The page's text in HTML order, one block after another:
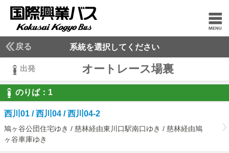
戻る 系統を選択してください
出発 オートレース場裏
のりば： 1
1
西川01 / 西川04 / 西川04-2
鳩ヶ谷公団住宅ゆき / 慈林経由東川口駅南口ゆき / 慈林経由鳩
ヶ谷車庫ゆき